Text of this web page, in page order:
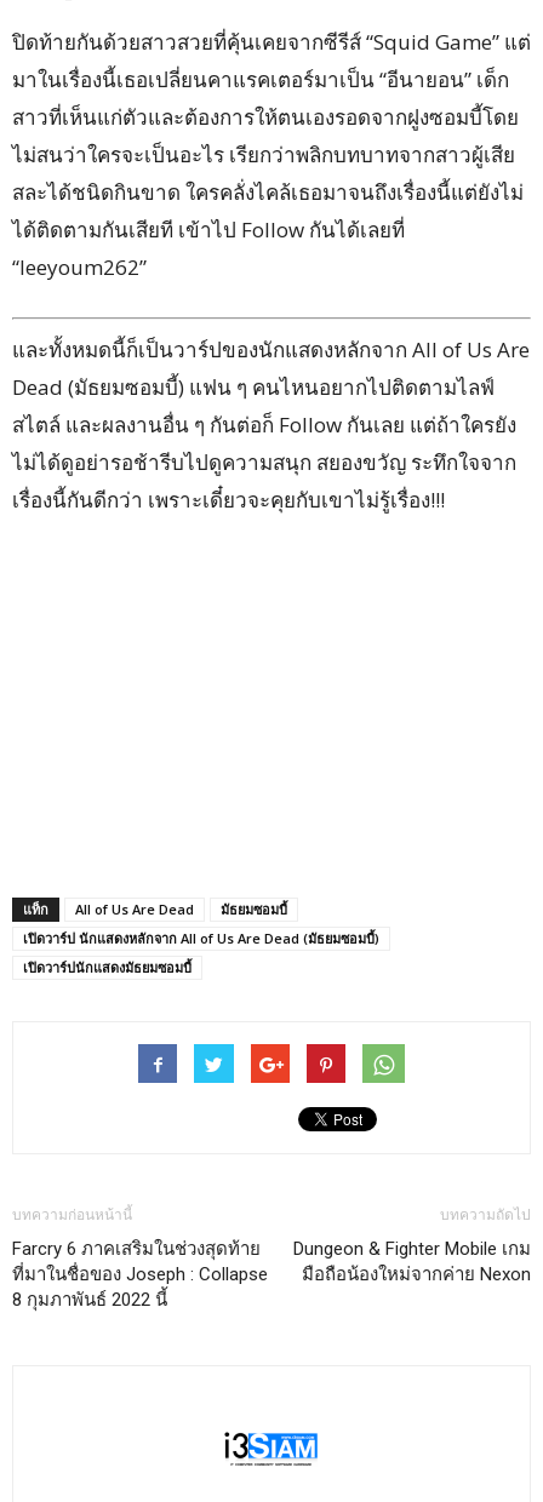
ปิดท้ายกันด้วยสาวสวยที่คุ้นเคยจากซีรีส์ “Squid Game” แต่
มาในเรื่องนี้เธอเปลี่ยนคาแรคเตอร์มาเป็น “อีนายอน” เด็ก
สาวที่เห็นแก่ตัวและต้องการให้ตนเองรอดจากฝูงซอมบี้โดย
ไม่สนว่าใครจะเป็นอะไร เรียกว่าพลิกบทบาทจากสาวผู้เสีย
สละได้ชนิดกินขาด ใครคลั่งไคล้เธอมาจนถึงเรื่องนี้แต่ยังไม่
ได้ติดตามกันเสียที เข้าไป Follow กันได้เลยที่
“leeyoum262”
และทั้งหมดนี้ก็เป็นวาร์ปของนักแสดงหลักจาก All of Us Are
Dead (มัธยมซอมบี้) แฟน ๆ คนไหนอยากไปติดตามไลฟ์
สไตล์ และผลงานอื่น ๆ กันต่อก็ Follow กันเลย แต่ถ้าใครยัง
ไม่ได้ดูอย่ารอช้ารีบไปดูความสนุก สยองขวัญ ระทึกใจจาก
เรื่องนี้กันดีกว่า เพราะเดี๋ยวจะคุยกับเขาไม่รู้เรื่อง!!!
แท็ก All of Us Are Dead
มัธยมซอมบี้
เปิดวาร์ป นักแสดงหลักจาก All of Us Are Dead (มัธยมซอมบี้)
เปิดวาร์ปนักแสดงมัธยมซอมบี้
บทความก่อนหน้านี้
Farcry 6 ภาคเสริมในช่วงสุดท้าย
ที่มาในชื่อของ Joseph : Collapse
8 กุมภาพันธ์ 2022 นี้
บทความถัดไป
Dungeon & Fighter Mobile เกม
มือถือน้องใหม่จากค่าย Nexon